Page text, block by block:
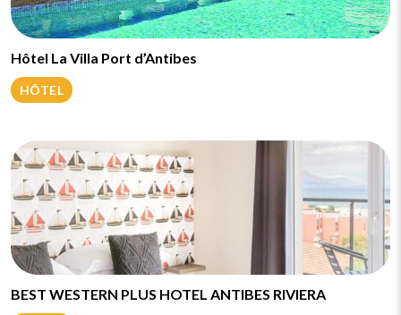
Hôtel La Villa Port d’Antibes
HÔTEL
BEST WESTERN PLUS HOTEL ANTIBES RIVIERA